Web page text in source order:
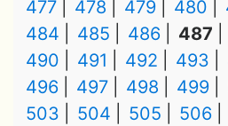
477 478 479 480
484
485 486 487
490
491 492 493
496
497 498 499
503
504 505 506